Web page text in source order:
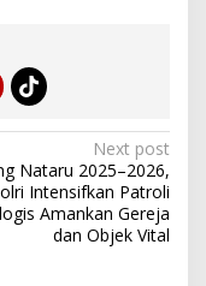
Next post
Nataru 2025–2026,
Intensifkan Patroli
Amankan Gereja
dan Objek Vital